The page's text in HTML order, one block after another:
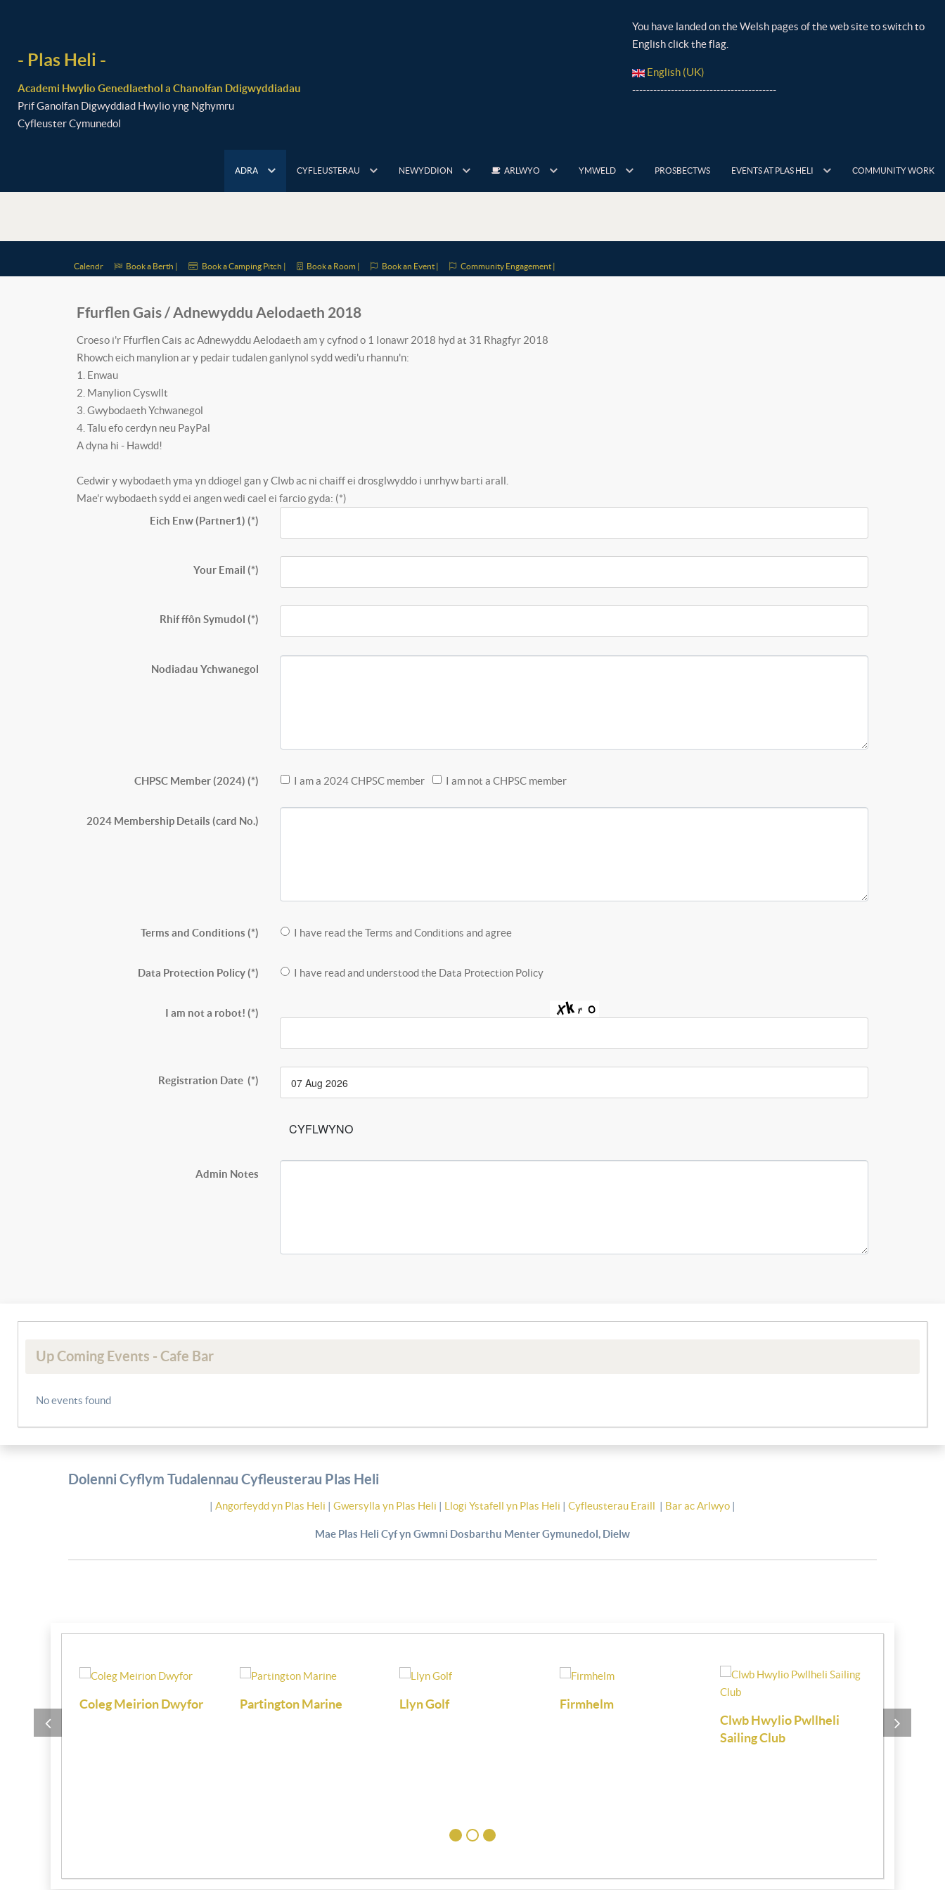
- Plas Heli -
Academi Hwylio Genedlaethol a Chanolfan Ddigwyddiadau
Prif Ganolfan Digwyddiad Hwylio yng Nghymru
Cyfleuster Cymunedol
You have landed on the Welsh pages of the web site to switch to
English click the flag.
English (UK)
-----------------------------------------
ADRA CYFLEUSTERAU NEWYDDION ARLWYO YMWELD PROSBECTWS EVENTS AT PLAS HELI COMMUNITY WORK
Calendr Book a Berth | Book a Camping Pitch | Book a Room | Book an Event | Community Engagement |
Ffurflen Gais / Adnewyddu Aelodaeth 2018
Croeso i'r Ffurflen Cais ac Adnewyddu Aelodaeth am y cyfnod o 1 Ionawr 2018 hyd at 31 Rhagfyr 2018
Rhowch eich manylion ar y pedair tudalen ganlynol sydd wedi'u rhannu'n:
1. Enwau
2. Manylion Cyswllt
3. Gwybodaeth Ychwanegol
4. Talu efo cerdyn neu PayPal
A dyna hi - Hawdd!
Cedwir y wybodaeth yma yn ddiogel gan y Clwb ac ni chaiff ei drosglwyddo i unrhyw barti arall.
Mae'r wybodaeth sydd ei angen wedi cael ei farcio gyda: (*)
Eich Enw(Partner1) (*)
Your Email (*)
Rhif ffôn Symudol (*)
Nodiadau Ychwanegol
CHPSC Member (2024) (*) I am a 2024 CHPSC member I am not a CHPSC member
2024 Membership Details (card No.)
Terms and Conditions (*) I have read the Terms and Conditions and agree
Data Protection Policy(*) I have read and understood the Data Protection Policy
I am not a robot! (*)
Registration Date (*)
CYFLWYNO
Admin Notes
Up Coming Events - Cafe Bar
No events found
Dolenni Cyflym Tudalennau Cyfleusterau Plas Heli
| Angorfeydd yn Plas Heli | Gwersylla yn Plas Heli | Llogi Ystafell yn Plas Heli | Cyfleusterau Eraill | Bar ac Arlwyo |
Mae Plas Heli Cyf yn Gwmni Dosbarthu Menter Gymunedol, Dielw
Coleg Meirion Dwyfor Partington Marine Llyn Golf
Firmhelm
Clwb Hwylio Pwllheli
Sailing Club
Chartered
Estate